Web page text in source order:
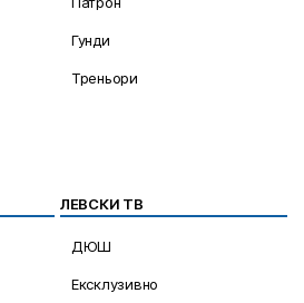
Гунди
Треньори
ЛЕВСКИ ТВ
ДЮШ
Ексклузивно